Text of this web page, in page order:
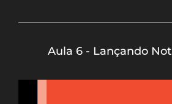
Aula 6 - Lançando